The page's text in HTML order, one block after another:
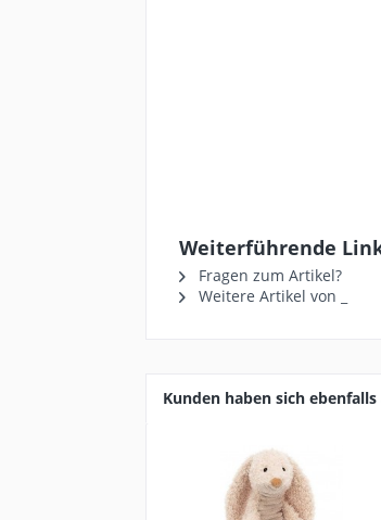
Weiterführende
Fragen zum Artikel?
Weitere Artikel von _
Kunden haben sich ebenfalls